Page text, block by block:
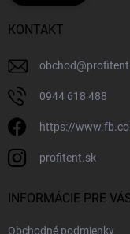
KONTAKT
obchod@
0944 618 488
https://
profitent.sk
INFORMÁCIE PRE
Obchodné podmienky